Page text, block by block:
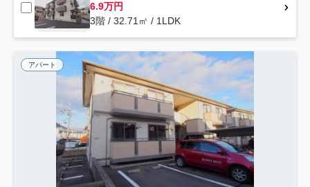
6.9万円
3階 / 32.71㎡ / 1LDK
アパート